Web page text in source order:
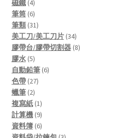
磁鐵 44
products
筆筒 66
products
筆類 3131
products
美工刀/美工刀片 3434
products
膠帶台/膠帶切割器 88
膠水 55
products
自動鉛筆 66
色帶 2727
蠟筆 22
products
複寫紙 11
product
計算機 99
products
資料簿 66